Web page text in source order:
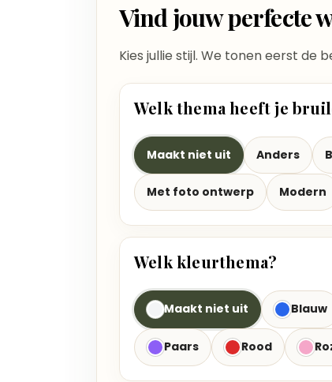
Vind jouw perfecte
Kies jullie stijl. We tonen eerst de
Welk thema heeft je
Maakt niet uit Anders
Met foto ontwerp Modern
Welk kleurthema?
Maakt niet uit Blauw
Paars Rood